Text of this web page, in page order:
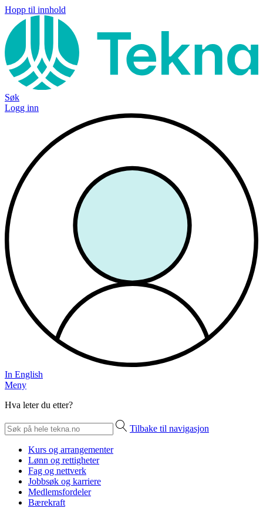
Hopp til innhold
Søk
Logg inn
In English
Meny
Hva leter du etter?
Tilbake til navigasjon
Kurs og arrangementer
Lønn og rettigheter
Fag og nettverk
Jobbsøk og karriere
Medlemsfordeler
Bærekraft